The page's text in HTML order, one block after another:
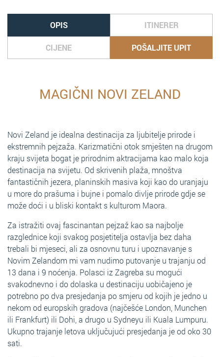
OPIS ITINERER
CIJENE POŠALJITE UPIT
MAGIČNI NOVI ZELAND
Novi Zeland je idealna destinacija za ljubitelje prirode i
ekstremnih pejzaža. Karizmatični otok smješten na drugom
kraju svijeta bogat je prirodnim aktracijama kao malo koja
destinacija na svijetu. Od skrivenih plaža, mnoštva
fantastičnih jezera, planinskih masiva koji kao do uranjaju
u more do prašuma i bujne i pomalo divlje prirode gdje se
može doći i u bliski kontakt s kulturom Maora.
Za istražiti ovaj fascinantan pejzaž kao sa najbolje
razglednice koji svakog posjetitelja ostavlja bez daha
trebali bi mjeseci, ali za osnovnu turu i upoznavanje s
Novim Zelandom mi vam nudimo putovanje u trajanju od
13 dana i 9 noćenja. Polasci iz Zagreba su mogući
svakodnevno i do dolaska u destinaciju uobičajeno je
potrebno po dva presjedanja po smjeru od kojih je jedno u
nekom od europskih gradova (najčešće London, Munchen
ili Frankfurt) ili Dohi, a drugo u Sydneyu ili Kuala Lumpuru.
Ukupno trajanje letova uključujući presjedanja je od oko 30
sati.